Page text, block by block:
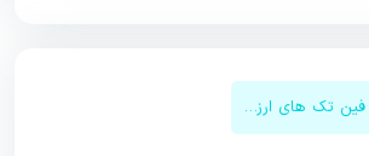
فین تک های ارزهای دیجیتال